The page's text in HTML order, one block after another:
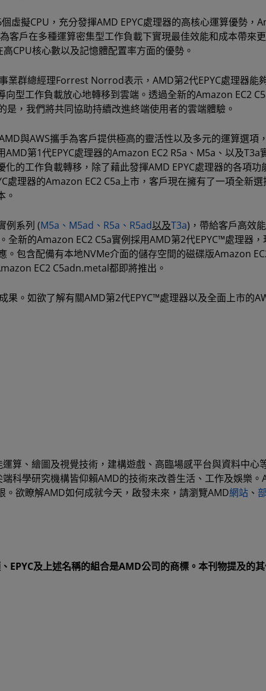
虛擬CPU，充分發揮AMD EPYC處理器的高核心運算優勢，
客戶在多種運算密集型工作負載下實現最佳效能和成本帶來
CPU核心數以及記憶體配置率方面的優勢。
業群總經理Forrest Norrod表示，AMD第2代EPYC處理器能
型工作負載放心地轉移到雲端。透過全新的Amazon EC2
，我們將共同協助持續改進終端使用者的雲端體驗。
與AWS攜手為客戶提供極高的靈活性以及多元的運算選項
第1代EPYC處理器的Amazon EC2 R5a、M5a、以及T3a
的工作負載轉移，除了藉此發揮AMD EPYC處理器的各項功
處理器的Amazon EC2 C5a上市，客戶現在擁有了一項全新選
。
例系列 (M5a、M5ad、R5a、R5ad以及T3a)，帶給客戶高效
全新的Amazon EC2 C5a實例採用AMD第2代EPYC™處理器，
。包含配備有本地NVMe介面的儲存空間的磁碟版Amazon
EC2 C5adn.metal都即將推出。
果。如欲了解有關AMD第2代EPYC™處理器以及全面上市的
算、繪圖及視覺技術，建構遊戲、高臨場感平台與資料中心
科學研究機構皆仰賴AMD的技術來改善生活、工作及娛樂。
欲瞭解AMD如何成就今天，啟發未來，請瀏覽AMD網站 、
及上述名稱的組合是AMD公司的商標。本刊物提及的